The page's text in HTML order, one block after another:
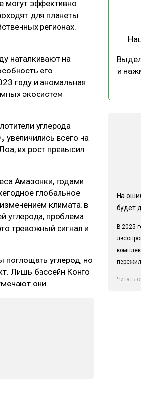
РЫНОК
ОТРАСЛЕВАЯ
могут эффективно
для планеты
регионах.
наталкивают на
его
году и аномальная
экосистем
углерода
увеличились всего на
их рост превысил
Амазонки, годами
глобальное
климата, в
углерода, проблема
тревожный сигнал и
поглощать углерод, но
Лишь бассейн Конго
они.
и
На
будет
В 2025
Читать